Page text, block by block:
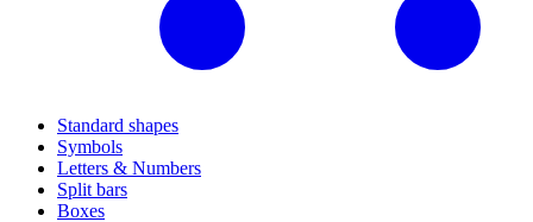
Standard shapes
Symbols
Letters & Numbers
Split bars
Boxes